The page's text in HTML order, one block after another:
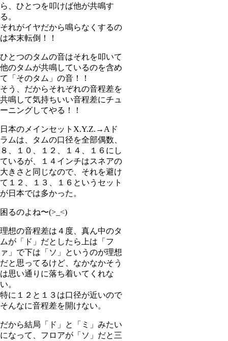
ら、ひとつを叩けば他が共鳴す
る。
それがイヤだから鳴らなくするの
は本末転倒！！
ひとつのタムの音はそれを叩いて
他のタムが共鳴しているのを含め
て「そのタム」の音！！
そう、だからそれぞれの音程差を
共鳴して気持ちいい音程差にチュ
ーニングしてやる！！
日本のメインセットX.Y.Z.→Aド
ラムは、タムの口径を全部偶数、
８、１０、１２、１４、１６にし
ているが、１４インチはスネアの
大きさと同じなので、それを避け
て１２、１３、１６というセット
が日本では多かった。
困るのよね〜(>_<)
理想の音程差は４度、真ん中のタ
ムが「ド」だとしたら上は「フ
ァ」で下は「ソ」というのが理想
だと思ってるけど、なかなかそう
は思い通りに落ち着いてくれな
い。
特に１２と１３は口径が近いので
そんなに音程差を開けない。
だから結局「ド」と「ミ」みたい
になって、フロアが「ソ」だと三